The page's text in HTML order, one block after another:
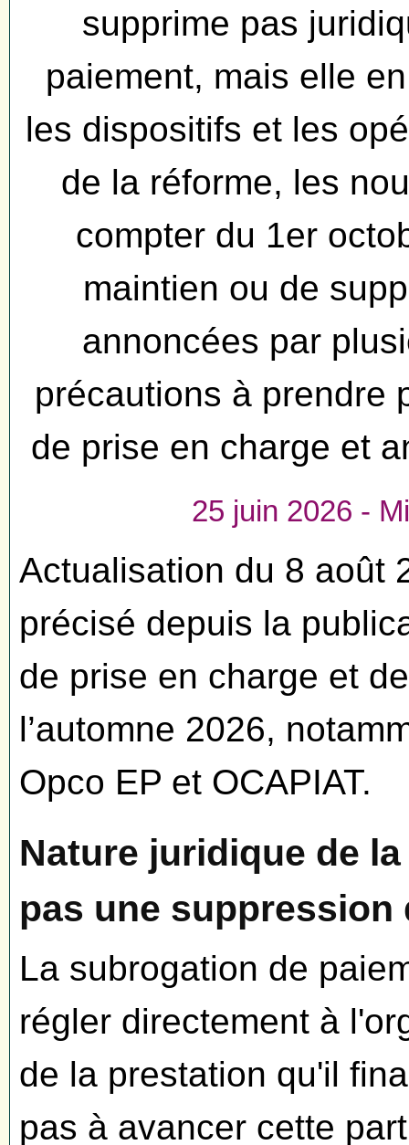
supprime pas
paiement, mais elle
les dispositifs et les
de la réforme, les
compter du 1er
maintien ou de
annoncées par
précautions à prendre
de prise en charge et
25 juin 2026 -
Actualisation du 8 août
précisé depuis la
de prise en charge et
l’automne 2026,
Opco EP et OCAPIAT.
Nature juridique de
pas une
La subrogation de
régler directement à
de la prestation qu'il
pas à avancer cette